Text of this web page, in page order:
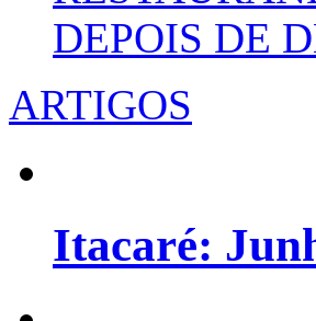
DEPOIS DE
ARTIGOS
Itacaré: